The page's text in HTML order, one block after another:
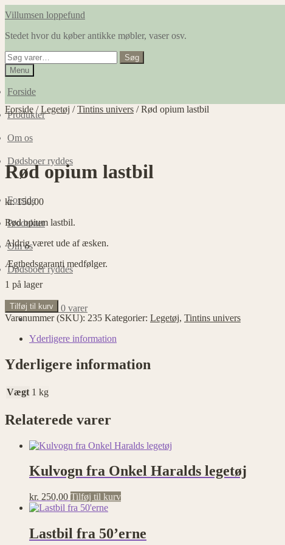
Spring
navigation
Spring
indhold
Villumsen loppefund
Stedet hvor du køber antikke møbler, vaser osv.
Søg
efter:
Søg
Menu
Forside
Produkter
Om os
Dødsboer ryddes
Forside
Produkter
Om os
Dødsboer ryddes
kr. 0,00 0 varer
Forside /Legetøj /Tintins univers /Rød opium lastbil
Rød opium lastbil
kr.150,00
Rød opium lastbil.
Aldrig været ude af æsken.
Ægthedsgaranti medfølger.
1 på lager
Rød
opium
antal
Tilføj til kurv
Varenummer (SKU): 235 Kategorier: Legetøj, Tintins univers
Yderligere information
Yderligere information
Vægt 1 kg
Relaterede varer
Kulvogn fra Onkel Haralds legetøj
kr. 250,00 Tilføj til kurv
Lastbil fra 50’erne